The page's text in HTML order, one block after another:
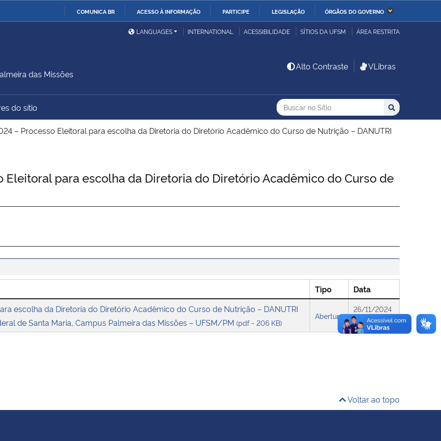
COMUNICA BR ACESSO À INFORMAÇÃO PARTICIPE LEGISLAÇÃO ÓRGÃOS DO GOVERNO
Ministério da Defesa
Ministério das Relações
Exteriores
Ministério da Economia Ministério da Infraestrutura
Ministério da Ciência,
Tecnologia, Inovações e
Ministério do
Desenvolvimento Regional
União
Família e dos Direitos
LANGUAGES INTERNATIONAL ACESSIBILIDADE SÍTIOS DA UFSM ÁREA RESTRITA
das Missões
Alto Contraste VLibras
do sítio Busca
Buscar no no Sítio
Busca: Buscar
– Processo Eleitoral para escolha da Diretoria do Diretório Acadêmico do Curso de Nutrição – DANUTRI
para escolha da Diretoria do Diretório Acadêmico do Curso de
Tipo
Data
escolha da Diretoria do Diretório Acadêmico do Curso de Nutrição – DANUTRI
de Santa Maria, Campus Palmeira das Missões – UFSM/PM (pdf - 206 KB)
Abertura
26/11/2024
22:56
Voltar ao topo